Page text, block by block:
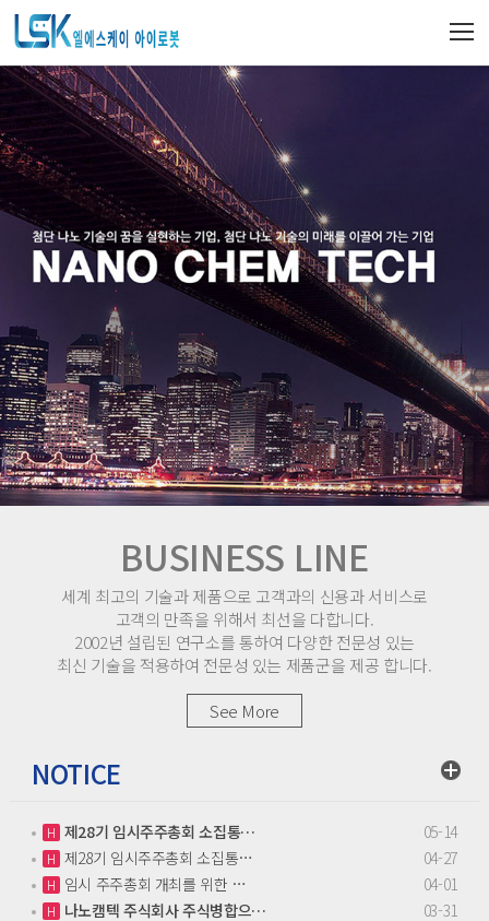
BUSINESS LINE
세계 최고의 기술과 제품으로 고객과의 신용과 서비스로
고객의 만족을 위해서 최선을 다합니다.
2002년 설립된 연구소를 통하여 다양한 전문성 있는
최신 기술을 적용하여 전문성 있는 제품군을 제공 합니다.
See More
NOTICE
H 제28기 임시주주총회 소집통… 05-14
H 제28기 임시주주총회 소집통… 04-27
H 임시 주주총회 개최를 위한 … 04-01
H 나노캠텍 주식회사 주식병합으… 03-31